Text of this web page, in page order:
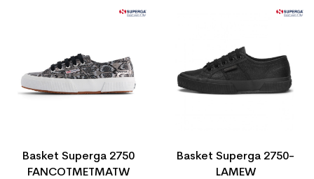
Basket Superga 2750
FANCOTMETMATW
Basket Superga 2750-
LAMEW